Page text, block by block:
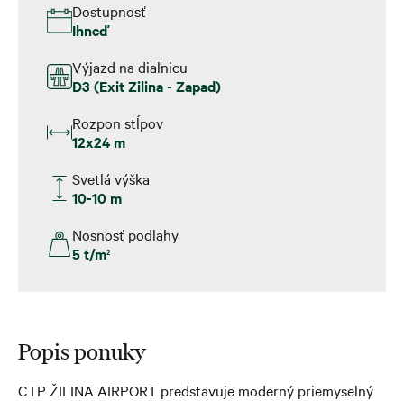
Dostupnosť
Ihneď
Výjazd na diaľnicu
D3 (Exit Zilina - Zapad)
Rozpon stĺpov
12x24 m
Svetlá výška
10-10 m
Nosnosť podlahy
5 t/m2
Popis ponuky
CTP ŽILINA AIRPORT predstavuje moderný priemyselný